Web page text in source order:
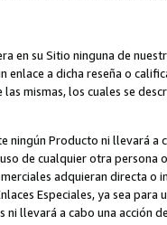
en su Sitio ninguna de
a dicha reseña o
mismas, los cuales se
ningún Producto ni llevará a
de cualquier otra
adquieran directa o
Especiales, ya sea
ni llevará a cabo una